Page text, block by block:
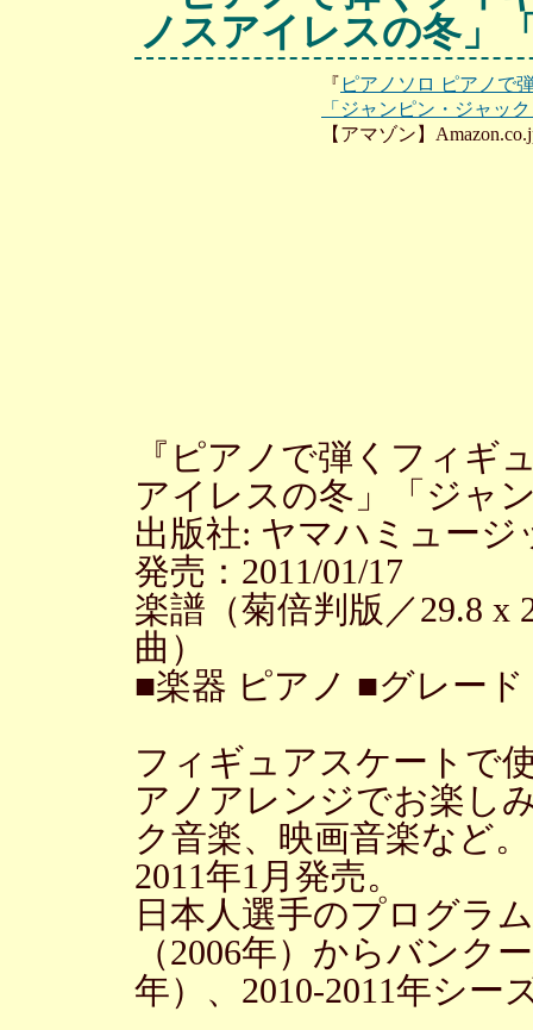
ノスアイレスの冬」
『 ピアノソロ ピアノで
「ジャンピン・ジャッ
【アマゾン】
『ピアノで弾くフィギ
アイレスの冬」「ジャ
出版社: ヤマハミュー
発売：2011/01/17
楽譜（菊倍判版／29.8 x
曲）
■楽器 ピアノ ■グレード
フィギュアスケートで
アノアレンジでお楽し
ク音楽、映画音楽など。
2011年1月発売。
日本人選手のプログラ
（2006年）からバンク
年）、2010-2011年シー